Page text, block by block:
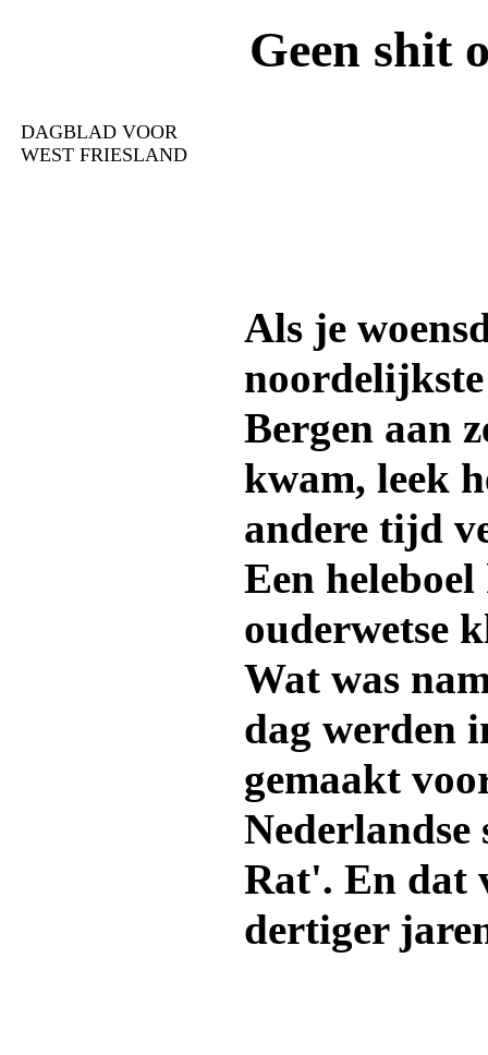
DAGBLAD VOOR
WEST FRIESLAND
Geen shit
Als je
Bergen aan
kwam, leek
andere tijd
Een
ouderwetse
Wat was
dag werden
gemaakt
Nederlandse
Rat'. En dat
dertiger